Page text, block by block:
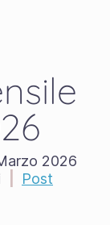
2026
Post